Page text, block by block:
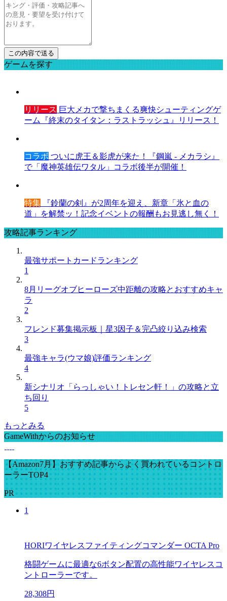
ゲームを探す
リリース 巨大メカで撃ちまくる爽快シューティングゲ
ーム『終末のタイタン：ラストラッシュ』リリース！
コラボ ついに虎王＆影虎が来た！『鋼嵐 - メカラシ』
で「魔神英雄伝ワタル」コラボ後半が開催！
特集 『鈴蘭の剣』が2周年を迎え、新章「氷と血の
道」を解禁ッ！記念イベントの報酬もお見逃し無く！
攻略記事ランキング
最強サポートカードランキング
1
8月リーグオブヒーローズ中距離の攻略とおすすめキャ
ラ
2
フレンド募集掲示板｜星3因子＆完凸絞り込み検索
3
最強キャラ(ウマ娘)評価ランキング
4
新シナリオ「らっしゃい！トレセン軒！」の攻略と立
ち回り
5
もっとみる
GameWithからのお知らせ
【Amazon7月】おすすめ記事からよく買われているコントロ
ーラーTOP4
PR
1
HORIワイヤレスファイティングコマンダー OCTA Pro
格闘ゲームに最適な6ボタン配置の高性能ワイヤレスコ
ントローラーです。
28,308円